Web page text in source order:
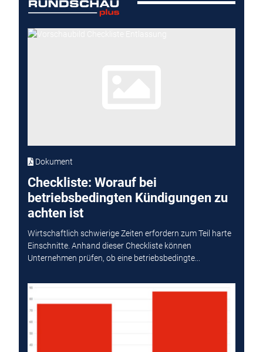
Dokument
Checkliste: Worauf bei
betriebsbedingten Kündigungen zu
achten ist
Wirtschaftlich schwierige Zeiten erfordern zum Teil harte
Einschnitte. Anhand dieser Checkliste können
Unternehmen prüfen, ob eine betriebsbedingte...